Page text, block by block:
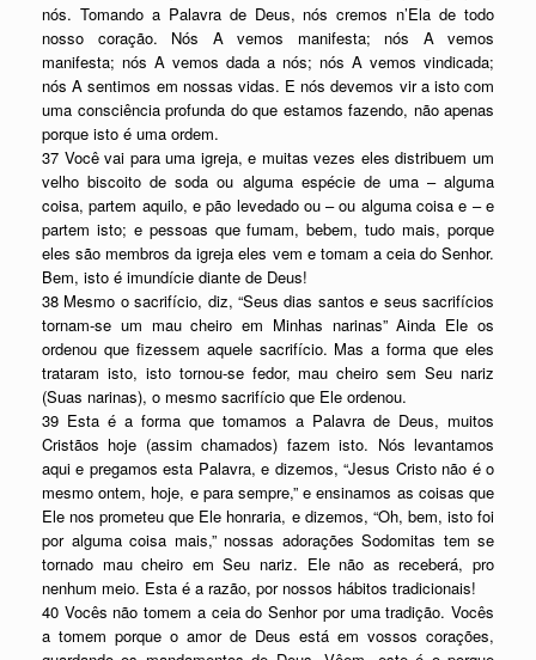
nós. Tomando a Palavra de Deus, nós cremos n’Ela de todo
nosso coração. Nós A vemos manifesta; nós A vemos
manifesta; nós A vemos dada a nós; nós A vemos vindicada;
nós A sentimos em nossas vidas. E nós devemos vir a isto com
uma consciência profunda do que estamos fazendo, não apenas
porque isto é uma ordem.
37 Você vai para uma igreja, e muitas vezes eles distribuem um
velho biscoito de soda ou alguma espécie de uma – alguma
coisa, partem aquilo, e pão levedado ou – ou alguma coisa e – e
partem isto; e pessoas que fumam, bebem, tudo mais, porque
eles são membros da igreja eles vem e tomam a ceia do Senhor.
Bem, isto é imundície diante de Deus!
38 Mesmo o sacrifício, diz, “Seus dias santos e seus sacrifícios
tornam-se um mau cheiro em Minhas narinas” Ainda Ele os
ordenou que fizessem aquele sacrifício. Mas a forma que eles
trataram isto, isto tornou-se fedor, mau cheiro sem Seu nariz
(Suas narinas), o mesmo sacrifício que Ele ordenou.
39 Esta é a forma que tomamos a Palavra de Deus, muitos
Cristãos hoje (assim chamados) fazem isto. Nós levantamos
aqui e pregamos esta Palavra, e dizemos, “Jesus Cristo não é o
mesmo ontem, hoje, e para sempre,” e ensinamos as coisas que
Ele nos prometeu que Ele honraria, e dizemos, “Oh, bem, isto foi
por alguma coisa mais,” nossas adorações Sodomitas tem se
tornado mau cheiro em Seu nariz. Ele não as receberá, pro
nenhum meio. Esta é a razão, por nossos hábitos tradicionais!
40 Vocês não tomem a ceia do Senhor por uma tradição. Vocês
a tomem porque o amor de Deus está em vossos corações,